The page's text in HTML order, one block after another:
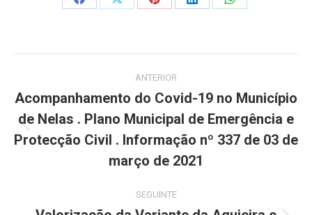
Share
Share
Share
Share
Share
navigation
ANTERIOR
Previous
post:
Acompanhamento do Covid-19 no Município
de Nelas . Plano Municipal de Emergência e
Protecção Civil . Informação nº 337 de 03 de
março de 2021
SEGUINTE